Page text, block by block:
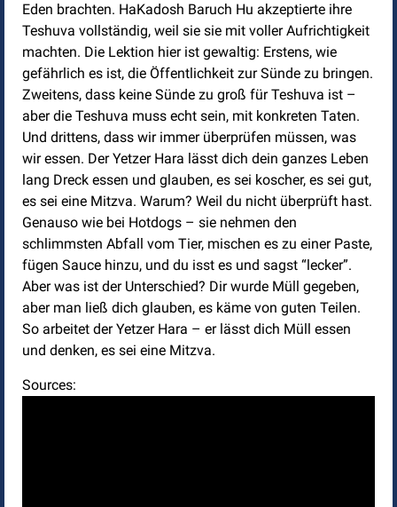
Eden brachten. HaKadosh Baruch Hu akzeptierte ihre
Teshuva vollständig, weil sie sie mit voller Aufrichtigkeit
machten. Die Lektion hier ist gewaltig: Erstens, wie
gefährlich es ist, die Öffentlichkeit zur Sünde zu bringen.
Zweitens, dass keine Sünde zu groß für Teshuva ist –
aber die Teshuva muss echt sein, mit konkreten Taten.
Und drittens, dass wir immer überprüfen müssen, was
wir essen. Der Yetzer Hara lässt dich dein ganzes Leben
lang Dreck essen und glauben, es sei koscher, es sei gut,
es sei eine Mitzva. Warum? Weil du nicht überprüft hast.
Genauso wie bei Hotdogs – sie nehmen den
schlimmsten Abfall vom Tier, mischen es zu einer Paste,
fügen Sauce hinzu, und du isst es und sagst “lecker”.
Aber was ist der Unterschied? Dir wurde Müll gegeben,
aber man ließ dich glauben, es käme von guten Teilen.
So arbeitet der Yetzer Hara – er lässt dich Müll essen
und denken, es sei eine Mitzva.
Sources: